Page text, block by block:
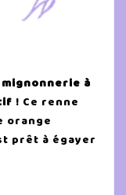
à
! Ce renne
orange
prêt à égayer